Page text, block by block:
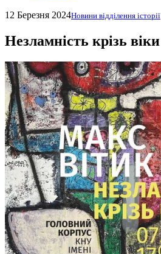
12 Березня 2024Новини відділення історії
Незламність крізь віки